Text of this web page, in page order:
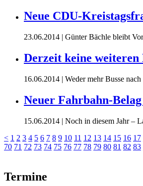
Neue CDU-
23.06.2014 | Günter Bächle bleibt
Derzeit keine
16.06.2014 | Weder mehr Busse
Neuer Fahrbahn-
15.06.2014 | Noch in diesem Jahr –
< 1 2 3 4 5 6 7 8 9 10 11 12 13 14 15 16 17
70 71 72 73 74 75 76 77 78 79 80 81 82 83
Termine